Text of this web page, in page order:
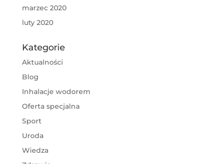
marzec 2020
luty 2020
Kategorie
Aktualności
Blog
Inhalacje wodorem
Oferta specjalna
Sport
Uroda
Wiedza